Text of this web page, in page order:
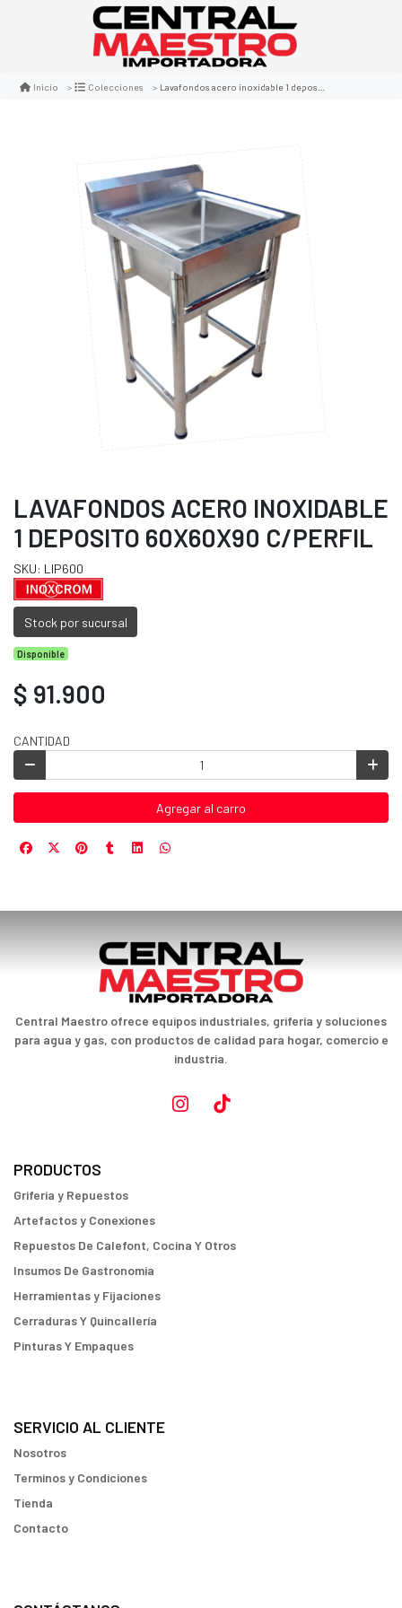
Inicio Colecciones Lavafondos acero inoxidable 1 deposito 60x60x90 c/perfil
LAVAFONDOS ACERO INOXIDABLE
1 DEPOSITO 60X60X90 C/PERFIL
SKU: LIP600
Stock por sucursal
Disponible
$ 91.900
CANTIDAD
Agregar al carro
Central Maestro ofrece equipos industriales, grifería y soluciones
para agua y gas, con productos de calidad para hogar, comercio e
industria.
PRODUCTOS
Griferia y Repuestos
Artefactos y Conexiones
Repuestos De Calefont, Cocina Y Otros
Insumos De Gastronomia
Herramientas y Fijaciones
Cerraduras Y Quincallería
Pinturas Y Empaques
SERVICIO AL CLIENTE
Nosotros
Terminos y Condiciones
Tienda
Contacto